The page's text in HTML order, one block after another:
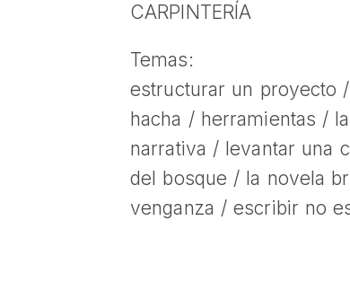
CARPINTERÍA
Temas:
estructurar un proyecto
hacha / herramientas /
narrativa / levantar una
del bosque / la novela
venganza / escribir no